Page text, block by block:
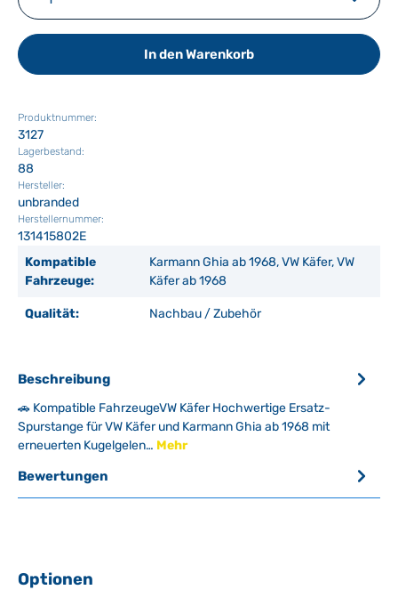
In den Warenkorb
Produktnummer:
3127
Lagerbestand:
88
Hersteller:
unbranded
Herstellernummer:
131415802E
Kompatible
Fahrzeuge:
Karmann Ghia ab 1968, VW Käfer, VW
Käfer ab 1968
Qualität: Nachbau / Zubehör
Beschreibung
🚗 Kompatible FahrzeugeVW Käfer Hochwertige Ersatz-
Spurstange für VW Käfer und Karmann Ghia ab 1968 mit
erneuerten Kugelgelen… Mehr
Bewertungen
Produktgalerie überspringen
Optionen